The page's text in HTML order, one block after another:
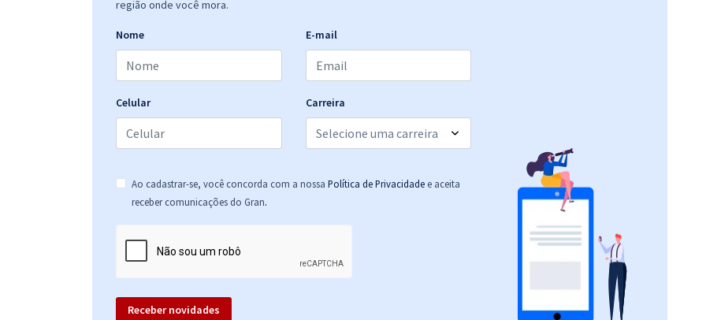
região onde você mora.
Nome E-mail
Celular Carreira
Ao cadastrar-se, você concorda com a nossa Política de Privacidade e aceita
receber comunicações do Gran.
Receber novidades